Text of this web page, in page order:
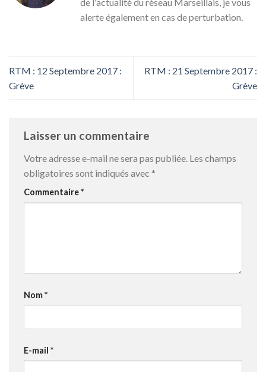
alerte également en cas de perturbation.
RTM : 12 Septembre 2017 :
Grève
RTM : 21 Septembre 2017 :
Grève
Laisser un commentaire
Votre adresse e-mail ne sera pas publiée. Les champs
obligatoires sont indiqués avec *
Commentaire*
Nom*
E-mail *